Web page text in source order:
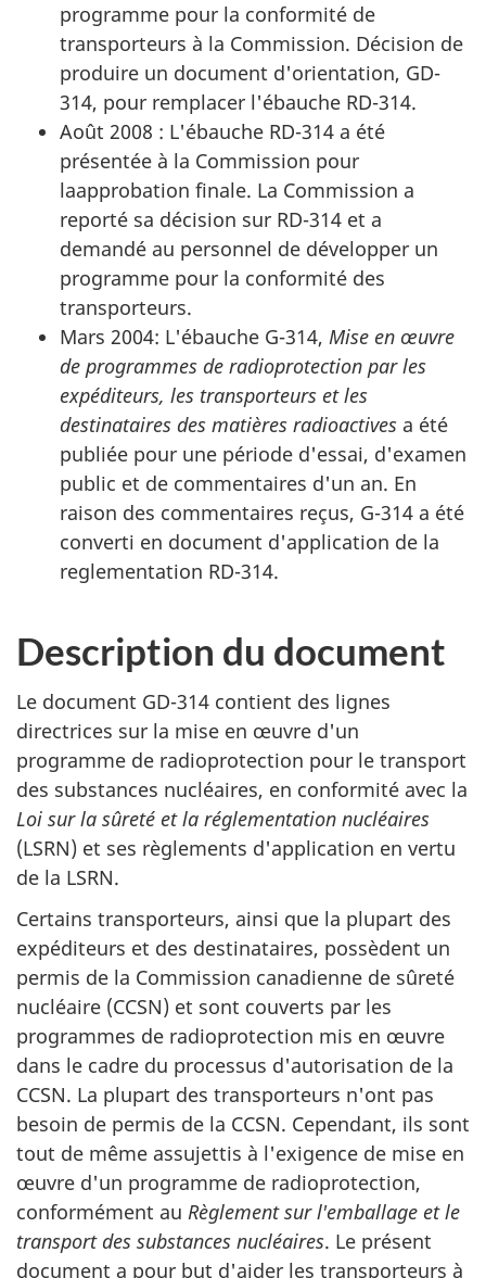
programme pour la conformité de
transporteurs à la Commission. Décision de
produire un document d'orientation, GD-
314, pour remplacer l'ébauche RD-314.
Août 2008 : L'ébauche RD-314 a été
présentée à la Commission pour
laapprobation finale. La Commission a
reporté sa décision sur RD-314 et a
demandé au personnel de développer un
programme pour la conformité des
transporteurs.
Mars 2004: L'ébauche G-314, Mise en œuvre
de programmes de radioprotection par les
expéditeurs, les transporteurs et les
destinataires des matières radioactives a été
publiée pour une période d'essai, d'examen
public et de commentaires d'un an. En
raison des commentaires reçus, G-314 a été
converti en document d'application de la
reglementation RD-314.
Description du document
Le document GD-314 contient des lignes
directrices sur la mise en œuvre d'un
programme de radioprotection pour le transport
des substances nucléaires, en conformité avec la
Loi sur la sûreté et la réglementation nucléaires
(LSRN) et ses règlements d'application en vertu
de la LSRN.
Certains transporteurs, ainsi que la plupart des
expéditeurs et des destinataires, possèdent un
permis de la Commission canadienne de sûreté
nucléaire (CCSN) et sont couverts par les
programmes de radioprotection mis en œuvre
dans le cadre du processus d'autorisation de la
CCSN. La plupart des transporteurs n'ont pas
besoin de permis de la CCSN. Cependant, ils sont
tout de même assujettis à l'exigence de mise en
œuvre d'un programme de radioprotection,
conformément au Règlement sur l'emballage et le
transport des substances nucléaires. Le présent
document a pour but d'aider les transporteurs à